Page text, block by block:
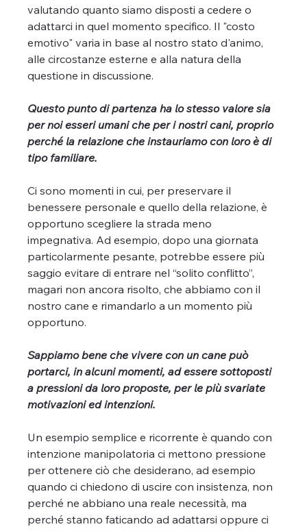
valutando quanto siamo disposti a cedere o
adattarci in quel momento specifico. Il "costo
emotivo" varia in base al nostro stato d'animo,
alle circostanze esterne e alla natura della
questione in discussione.
Questo punto di partenza ha lo stesso valore sia
per noi esseri umani che per i nostri cani, proprio
perché la relazione che instauriamo con loro è di
tipo familiare.
Ci sono momenti in cui, per preservare il
benessere personale e quello della relazione, è
opportuno scegliere la strada meno
impegnativa. Ad esempio, dopo una giornata
particolarmente pesante, potrebbe essere più
saggio evitare di entrare nel “solito conflitto”,
magari non ancora risolto, che abbiamo con il
nostro cane e rimandarlo a un momento più
opportuno.
Sappiamo bene che vivere con un cane può
portarci, in alcuni momenti, ad essere sottoposti
a pressioni da loro proposte, per le più svariate
motivazioni ed intenzioni.
Un esempio semplice e ricorrente è quando con
intenzione manipolatoria ci mettono pressione
per ottenere ciò che desiderano, ad esempio
quando ci chiedono di uscire con insistenza, non
perché ne abbiano una reale necessità, ma
perché stanno faticando ad adattarsi oppure ci